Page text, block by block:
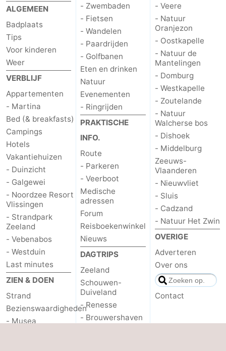
ALGEMEEN
Badplaats
Tips
Voor kinderen
Weer
VERBLIJF
Appartementen
- Martina
Bed (& breakfasts)
Campings
Hotels
Vakantiehuizen
- Duinzicht
- Galgewei
- Noordzee Resort
Vlissingen
- Strandpark
Zeeland
- Vebenabos
- Westduin
Last minutes
ZIEN & DOEN
Strand
Bezienswaardigheden
- Musea
- Zwembaden
- Fietsen
- Wandelen
- Paardrijden
- Golfbanen
Eten en drinken
Natuur
Evenementen
- Ringrijden
PRAKTISCHE
INFO.
Route
- Parkeren
- Veerboot
Medische
adressen
Forum
Reisboekenwinkel
Nieuws
DAGTRIPS
Zeeland
Schouwen-
Duiveland
- Renesse
- Brouwershaven
- Veere
- Natuur
Oranjezon
- Oostkapelle
- Natuur de
Mantelingen
- Domburg
- Westkapelle
- Zoutelande
- Natuur
Walcherse bos
- Dishoek
- Middelburg
Zeeuws-
Vlaanderen
- Nieuwvliet
- Sluis
- Cadzand
- Natuur Het Zwin
OVERIGE
Adverteren
Over ons
Contact